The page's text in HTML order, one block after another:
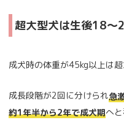
超大型犬は生後18～
成犬時の体重が45kg以上は超
成長段階が2回に分けられ急
約1年半から2年で成犬期へと